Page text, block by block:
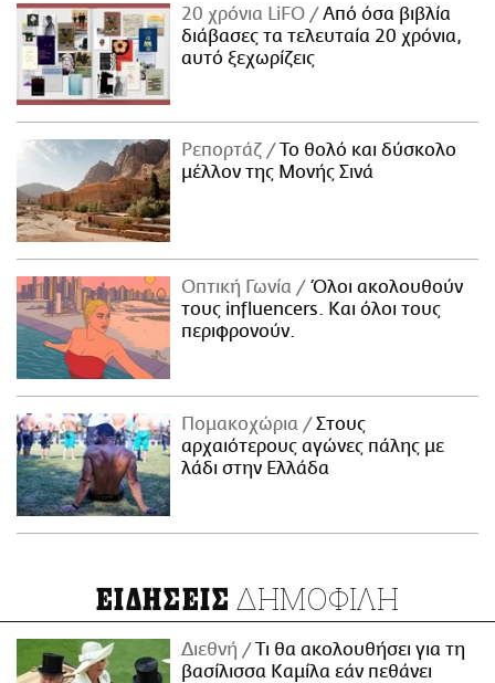
20 χρόνια LiFO
Από όσα βιβλία
διάβασες τα τελευταία 20 χρόνια,
αυτό ξεχωρίζεις
Ρεπορτάζ
Το θολό και δύσκολο
μέλλον της Μονής Σινά
Οπτική Γωνία
Όλοι ακολουθούν
τους influencers. Και όλοι τους
περιφρονούν.
Πομακοχώρια
Στους
αρχαιότερους αγώνες πάλης με
λάδι στην Ελλάδα
ΕΙΔΗΣΕΙΣ ΔΗΜΟΦΙΛΗ
Διεθνή
Τι θα ακολουθήσει για τη
βασίλισσα Καμίλα εάν πεθάνει